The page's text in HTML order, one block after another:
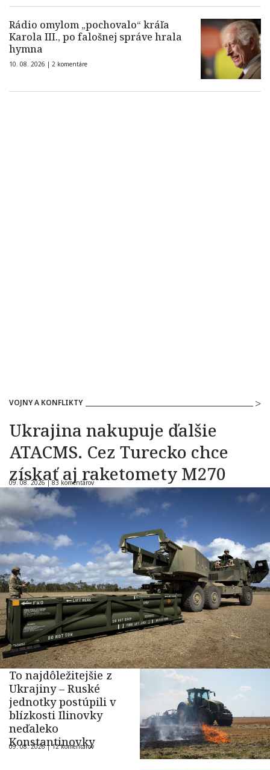
Rádio omylom „pochovalo“ kráľa
Karola III., po falošnej správe hrala
hymna
10. 08. 2026 | 2 komentáre
VOJNY A KONFLIKTY
Ukrajina nakupuje ďalšie
ATACMS. Cez Turecko chce
získať aj raketomety M270
09. 08. 2026 |83 komentárov
To najdôležitejšie z
Ukrajiny – Ruské
jednotky postúpili v
blízkosti Ilinovky
neďaleko
Konstantinovky
09. 08. 2026 |12 komentárov